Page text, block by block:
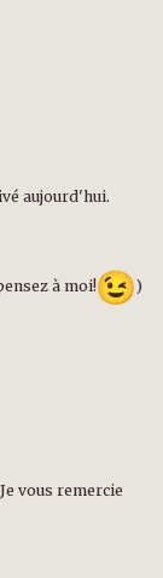
aujourd'hui.
à moi!
)
vous remercie